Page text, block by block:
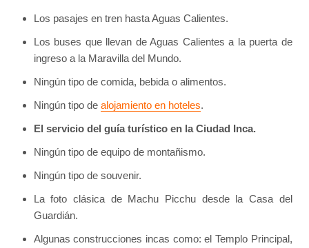
Los pasajes en tren hasta Aguas Calientes.
Los buses que llevan de Aguas Calientes a la puerta de
ingreso a la Maravilla del Mundo.
Ningún tipo de comida, bebida o alimentos.
Ningún tipo de alojamiento en hoteles.
El servicio del guía turístico en la Ciudad Inca.
Ningún tipo de equipo de montañismo.
Ningún tipo de souvenir.
La foto clásica de Machu Picchu desde la Casa del
Guardián.
Algunas construcciones incas como: el Templo Principal,